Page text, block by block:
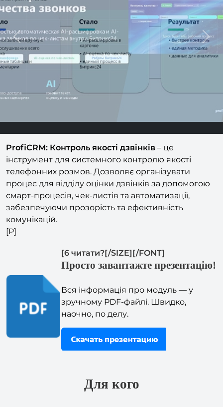
Previous Next
інструмент для системного контролю якості
телефонних розмов. Дозволяє організувати
процес для відділу оцінки дзвінків за допомогою
смарт-процесів, чек-листів та автоматизації,
забезпечуючи прозорість та ефективність
комунікацій.
Просто завантажте презентацію!
Вся інформація про модуль — у
зручному PDF-файлі. Швидко,
наочно, по делу.